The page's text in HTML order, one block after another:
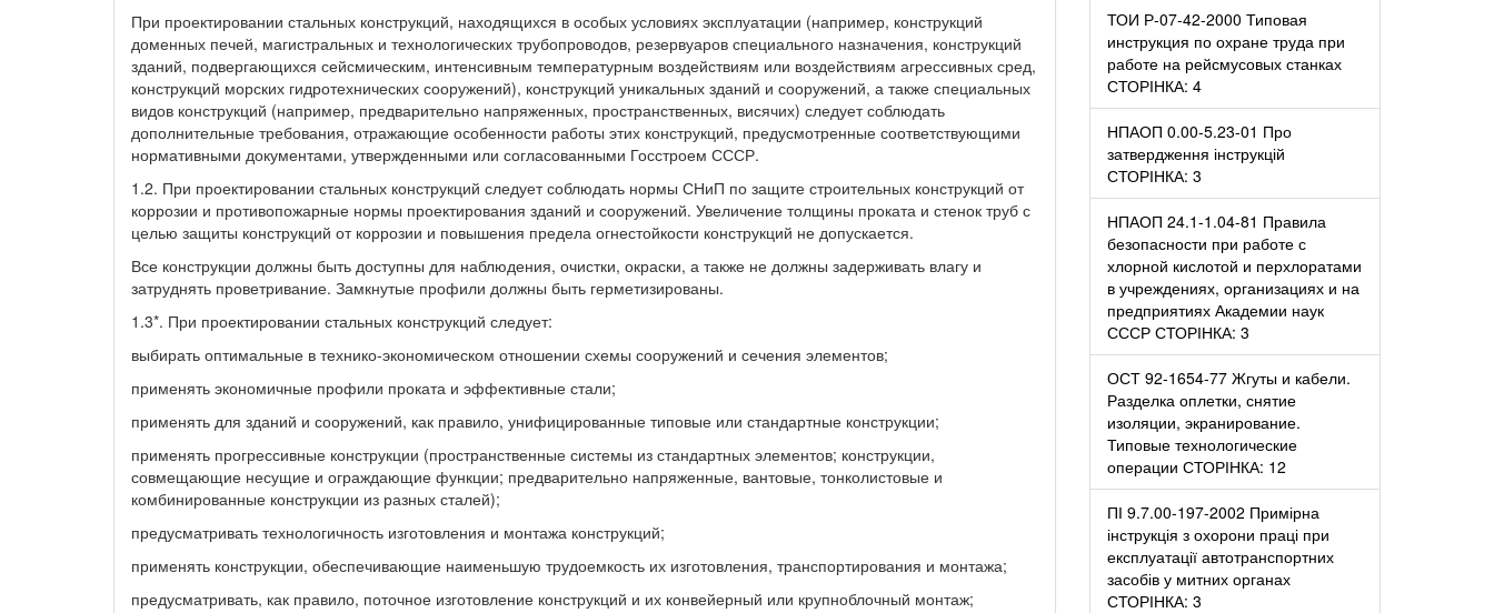
При проектировании стальных конструкций, находящихся в особых условиях эксплуатации (например, конструкций
доменных печей, магистральных и технологических трубопроводов, резервуаров специального назначения, конструкций
зданий, подвергающихся сейсмическим, интенсивным температурным воздействиям или воздействиям агрессивных сред,
конструкций морских гидротехнических сооружений), конструкций уникальных зданий и сооружений, а также специальных
видов конструкций (например, предварительно напряженных, пространственных, висячих) следует соблюдать
дополнительные требования, отражающие особенности работы этих конструкций, предусмотренные соответствующими
нормативными документами, утвержденными или согласованными Госстроем СССР.
1.2. При проектировании стальных конструкций следует соблюдать нормы СНиП по защите строительных конструкций от
коррозии и противопожарные нормы проектирования зданий и сооружений. Увеличение толщины проката и стенок труб с
целью защиты конструкций от коррозии и повышения предела огнестойкости конструкций не допускается.
Все конструкции должны быть доступны для наблюдения, очистки, окраски, а также не должны задерживать влагу и
затруднять проветривание. Замкнутые профили должны быть герметизированы.
1.3*. При проектировании стальных конструкций следует:
выбирать оптимальные в технико-экономическом отношении схемы сооружений и сечения элементов;
применять экономичные профили проката и эффективные стали;
применять для зданий и сооружений, как правило, унифицированные типовые или стандартные конструкции;
применять прогрессивные конструкции (пространственные системы из стандартных элементов; конструкции,
совмещающие несущие и ограждающие функции; предварительно напряженные, вантовые, тонколистовые и
комбинированные конструкции из разных сталей);
предусматривать технологичность изготовления и монтажа конструкций;
применять конструкции, обеспечивающие наименьшую трудоемкость их изготовления, транспортирования и монтажа;
предусматривать, как правило, поточное изготовление конструкций и их конвейерный или крупноблочный монтаж;
ТОИ Р-07-42-2000 Типовая
инструкция по охране труда при
работе на рейсмусовых станках
СТОРІНКА: 4
НПАОП 0.00-5.23-01 Про
затвердження інструкцій
СТОРІНКА: 3
НПАОП 24.1-1.04-81 Правила
безопасности при работе с
хлорной кислотой и перхлоратами
в учреждениях, организациях и на
предприятиях Академии наук
СССР СТОРІНКА: 3
ОСТ 92-1654-77 Жгуты и кабели.
Разделка оплетки, снятие
изоляции, экранирование.
Типовые технологические
операции СТОРІНКА: 12
ПІ 9.7.00-197-2002 Примірна
інструкція з охорони праці при
експлуатації автотранспортних
засобів у митних органах
СТОРІНКА: 3